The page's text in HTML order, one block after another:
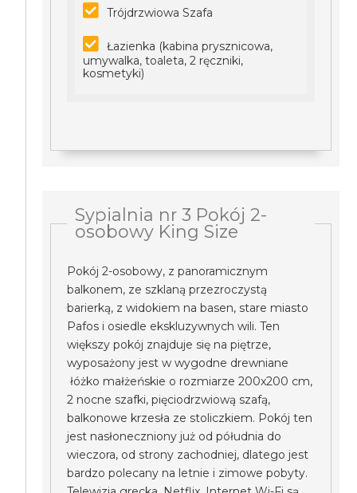
Trójdrzwiowa Szafa
Łazienka (kabina prysznicowa,
umywalka, toaleta, 2 ręczniki,
kosmetyki)
Sypialnia nr 3 Pokój 2-
osobowy King Size
Pokój 2-osobowy, z panoramicznym
balkonem, ze szklaną przezroczystą
barierką, z widokiem na basen, stare miasto
Pafos i osiedle ekskluzywnych wili. Ten
większy pokój znajduje się na piętrze,
wyposażony jest w wygodne drewniane
łóżko małżeńskie o rozmiarze 200x200 cm,
2 nocne szafki, pięciodrzwiową szafą,
balkonowe krzesła ze stoliczkiem. Pokój ten
jest nasłoneczniony już od półudnia do
wieczora, od strony zachodniej, dlatego jest
bardzo polecany na letnie i zimowe pobyty.